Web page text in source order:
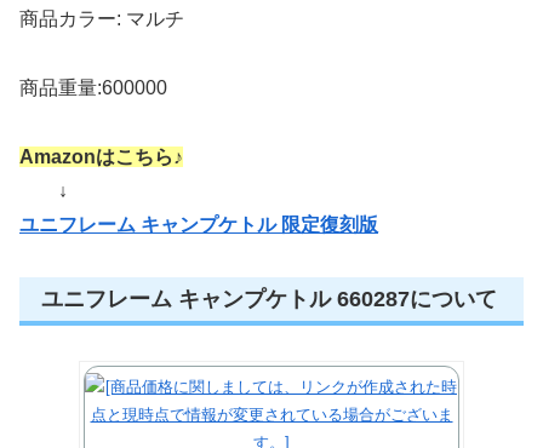
商品カラー: マルチ
商品重量:600000
Amazonはこちら♪
↓
ユニフレーム キャンプケトル 限定復刻版
ユニフレーム キャンプケトル 660287について